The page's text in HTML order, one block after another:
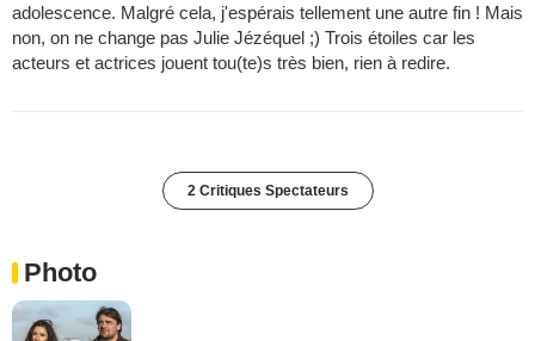
adolescence. Malgré cela, j'espérais tellement une autre fin ! Mais
non, on ne change pas Julie Jézéquel ;) Trois étoiles car les
acteurs et actrices jouent tou(te)s très bien, rien à redire.
2 Critiques Spectateurs
Photo